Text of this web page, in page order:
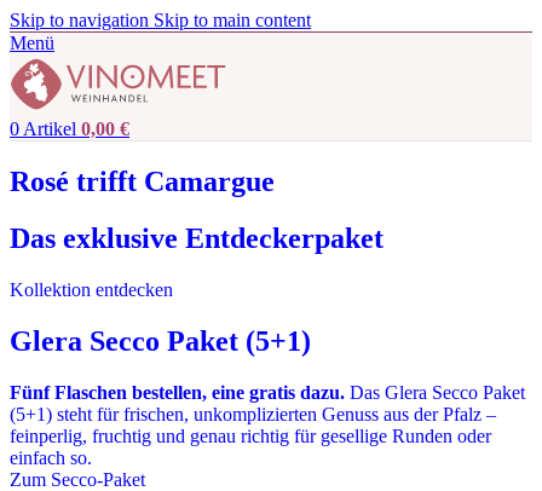
Skip to navigation Skip to main content
Menü
0 Artikel 0,00 €
Rosé trifft Camargue
Das exklusive Entdeckerpaket
Kollektion entdecken
Glera Secco Paket (5+1)
Fünf Flaschen bestellen, eine gratis dazu. Das Glera Secco Paket
(5+1) steht für frischen, unkomplizierten Genuss aus der Pfalz –
feinperlig, fruchtig und genau richtig für gesellige Runden oder
einfach so.
Zum Secco-Paket